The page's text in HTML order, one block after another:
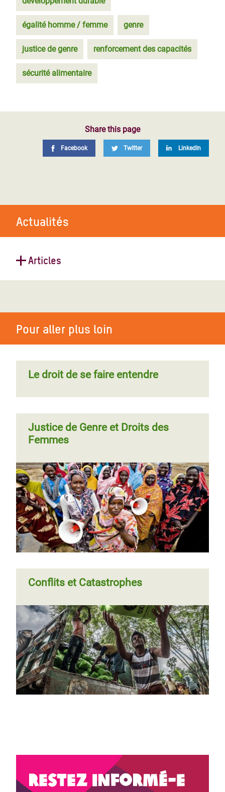
égalité homme / femme genre
justice de genre renforcement des capacités
sécurité alimentaire
Share this page
Facebook Twitter LinkedIn
Actualités
Articles
Amérique latine et aux Caraïbes
Pour aller plus loin
Le droit de se faire entendre
Justice de Genre et Droits des
Femmes
Conflits et Catastrophes
Restez informé-e